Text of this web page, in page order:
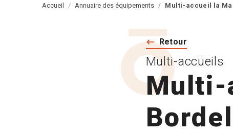
Accueil Annuaire des équipements Multi-accueil la
Retour
Multi-
Multi-accueils